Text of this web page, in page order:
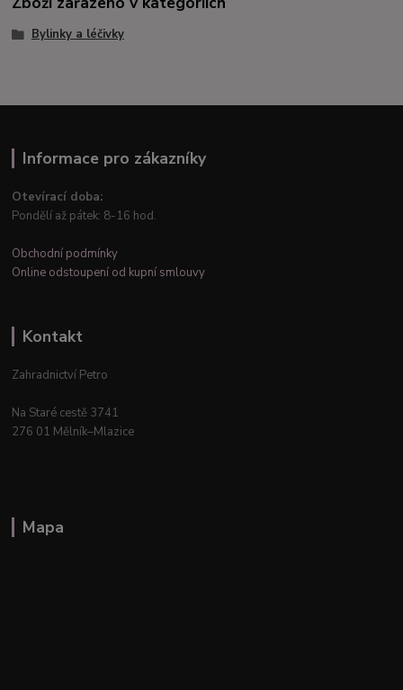
Bylinky a léčivky
Informace pro zákazníky
Otevírací doba:
Pondělí až pátek: 8-16 hod.
Obchodní podmínky
Online odstoupení od kupní smlouvy
Kontakt
Zahradnictví Petro
Na Staré cestě 3741
276 01 Mělník–Mlazice
Mapa